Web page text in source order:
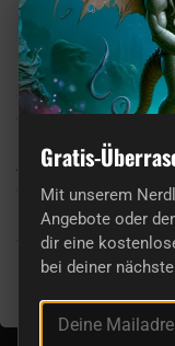
schlau machen.
Damit der Effekt des
nicht gebügelt und
Sonnenlicht
der Waschmaschine
Hier noch die
Angabe bezeichnet
die zweite Angabe
Bild):
S: 42cm / 60cm
M: 46cm / 65cm
Gratis-
Mit unserem
Angebote oder
dir eine
bei deiner
Deine Mailadresse